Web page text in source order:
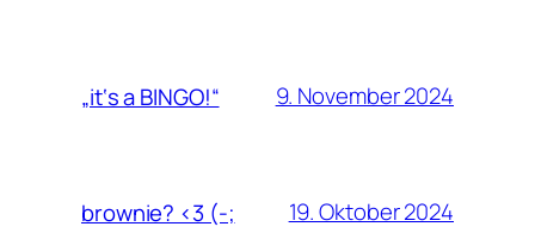
„it‘s a BINGO!“ 9. November 2024
brownie? <3 (-; 19. Oktober 2024